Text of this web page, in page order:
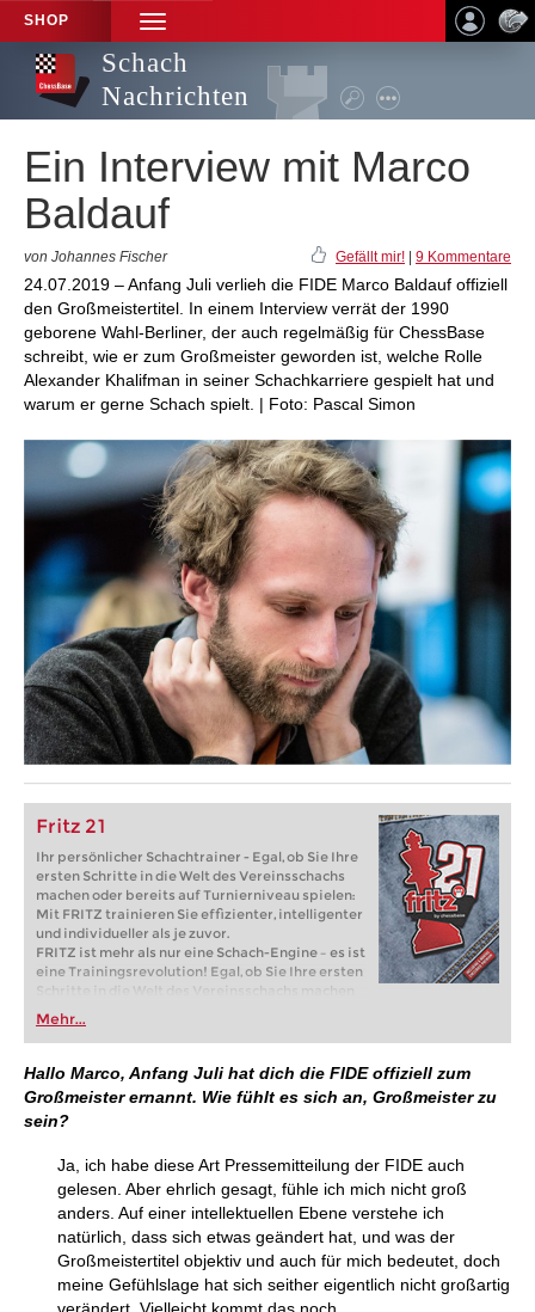
SHOP
TOGGLE
NAVIGATION
Schach
Nachrichten
Ein Interview mit Marco
Baldauf
von Johannes Fischer Gefällt mir! 9 Kommentare
24.07.2019 – Anfang Juli verlieh die FIDE Marco Baldauf offiziell
den Großmeistertitel. In einem Interview verrät der 1990
geborene Wahl-Berliner, der auch regelmäßig für ChessBase
schreibt, wie er zum Großmeister geworden ist, welche Rolle
Alexander Khalifman in seiner Schachkarriere gespielt hat und
warum er gerne Schach spielt. | Foto: Pascal Simon
Fritz 21
Ihr persönlicher Schachtrainer - Egal, ob Sie Ihre
ersten Schritte in die Welt des Vereinsschachs
machen oder bereits auf Turnierniveau spielen:
Mit FRITZ trainieren Sie effizienter, intelligenter
und individueller als je zuvor.
FRITZ ist mehr als nur eine Schach-Engine – es ist
eine Trainingsrevolution! Egal, ob Sie Ihre ersten
Schritte in die Welt des Vereinsschachs machen
oder bereits auf Turnierniveau spielen: Mit
FRITZ trainieren Sie effizienter, intelligenter und
individueller als je zuvor.
Mehr...
Hallo Marco, Anfang Juli hat dich die FIDE offiziell zum
Großmeister ernannt. Wie fühlt es sich an, Großmeister zu
sein?
Ja, ich habe diese Art Pressemitteilung der FIDE auch
gelesen. Aber ehrlich gesagt, fühle ich mich nicht groß
anders. Auf einer intellektuellen Ebene verstehe ich
natürlich, dass sich etwas geändert hat, und was der
Großmeistertitel objektiv und auch für mich bedeutet, doch
meine Gefühlslage hat sich seither eigentlich nicht großartig